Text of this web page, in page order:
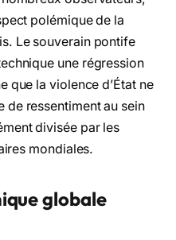
polémique de la
Le souverain pontife
une régression
que la violence d’État ne
de ressentiment au sein
divisée par les
mondiales.
globale